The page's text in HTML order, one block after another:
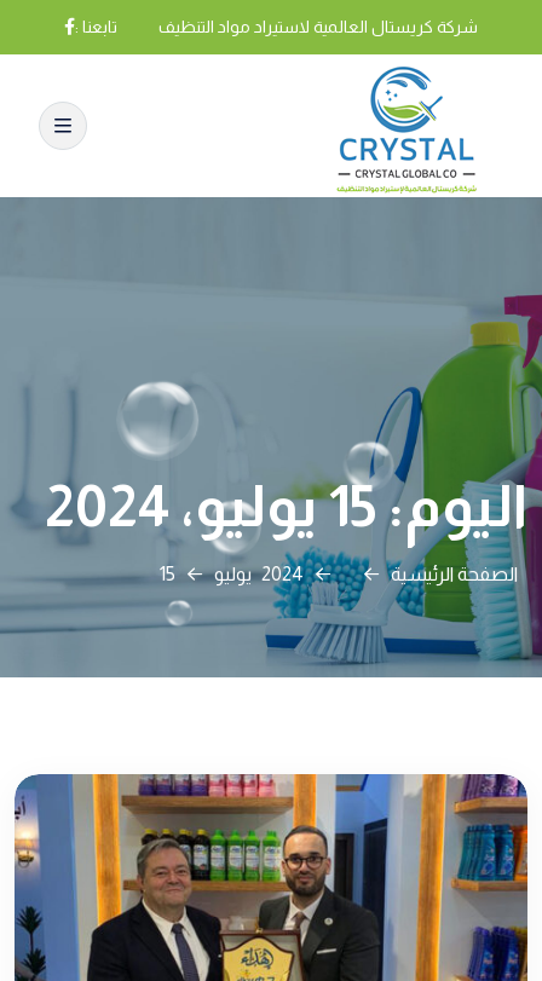
شركة كريستال العالمية لاستيراد مواد التنظيف تابعنا :
اليوم:15 يوليو، 2024
الصفحة الرئيسية 2024 يوليو 15